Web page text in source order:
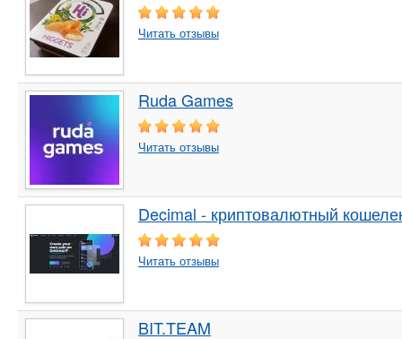
Читать отзывы
Ruda Games
Читать отзывы
Decimal - криптовалютный
Читать отзывы
BIT.TEAM